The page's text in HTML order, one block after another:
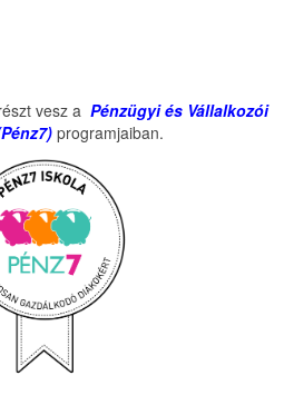
vesz a Pénzügyi és Vállalkozói
programjaiban.